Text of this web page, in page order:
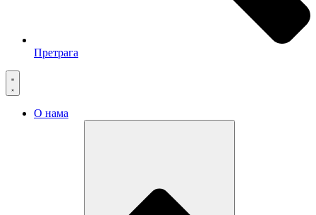
Претрага
О нама